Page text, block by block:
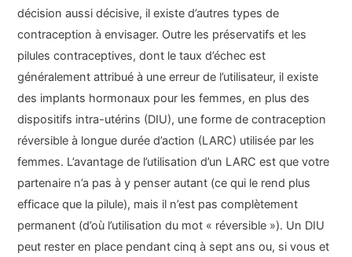
décision aussi décisive, il existe d’autres types de
contraception à envisager. Outre les préservatifs et les
pilules contraceptives, dont le taux d’échec est
généralement attribué à une erreur de l’utilisateur, il existe
des implants hormonaux pour les femmes, en plus des
dispositifs intra-utérins (DIU), une forme de contraception
réversible à longue durée d’action (LARC) utilisée par les
femmes. L’avantage de l’utilisation d’un LARC est que votre
partenaire n’a pas à y penser autant (ce qui le rend plus
efficace que la pilule), mais il n’est pas complètement
permanent (d’où l’utilisation du mot « réversible »). Un DIU
peut rester en place pendant cinq à sept ans ou, si vous et